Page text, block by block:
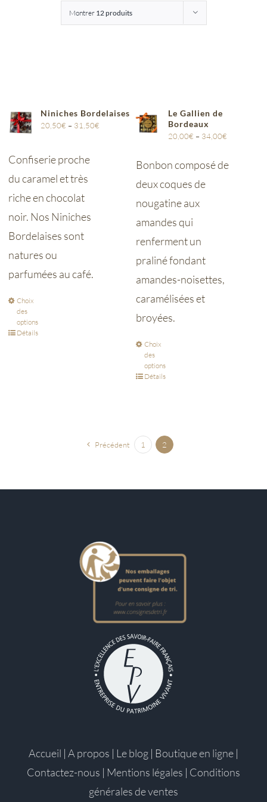
Montrer 12 produits
Niniches Bordelaises
20,50€ – 31,50€
Confiserie proche
du caramel et très
riche en chocolat
noir. Nos Niniches
Bordelaises sont
natures ou
parfumées au café.
Choix
des
options
Détails
Le Gallien de
Bordeaux
20,00€ – 34,00€
Bonbon composé de
deux coques de
nougatine aux
amandes qui
renferment un
praliné fondant
amandes-noisettes,
caramélisées et
broyées.
Choix
des
options
Détails
Précédent 1 2
Accueil | A propos | Le blog | Boutique en ligne |
Contactez-nous | Mentions légales | Conditions
générales de ventes